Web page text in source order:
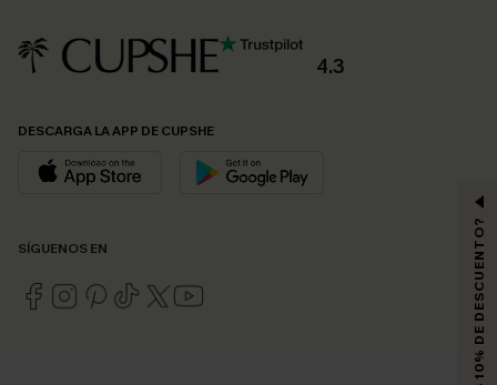
4.3
DESCARGA LA APP DE CUPSHE
SÍGUENOS EN